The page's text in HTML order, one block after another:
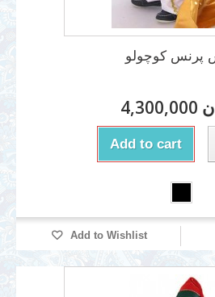
پرنس کوچولو
Add to cart
Add to Wishlist